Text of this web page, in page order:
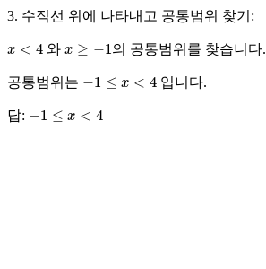
3. 수직선 위에 나타내고 공통범위 찾기:
와 ≥ 의 공통범위를 찾습니다.
공통범위는 1 x< 입니다.
답: 1 x<